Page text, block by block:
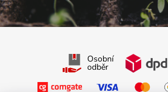
Osobní
odběr